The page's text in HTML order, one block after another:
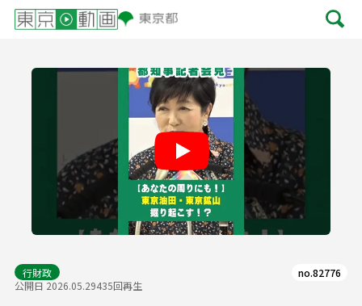
行財政
公開日 2026.05.29435回再生
no.82776